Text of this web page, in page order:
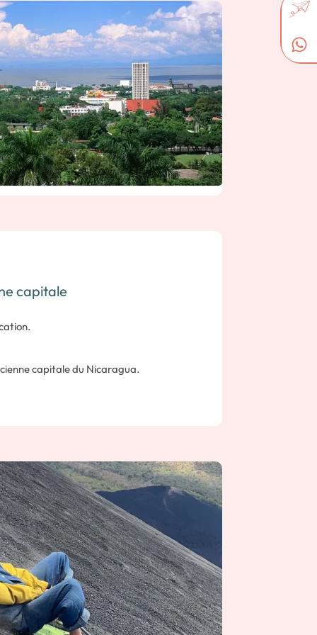
capitale
capitale du Nicaragua.
du Pacifique.
1851, León est une ville
Séduisante pour son style coloniale,
et religieux, nous vous invitons à
qui ont marqués son histoire.
la visite par le quartier indigène de
Dario, l’enfant mythique des lettres